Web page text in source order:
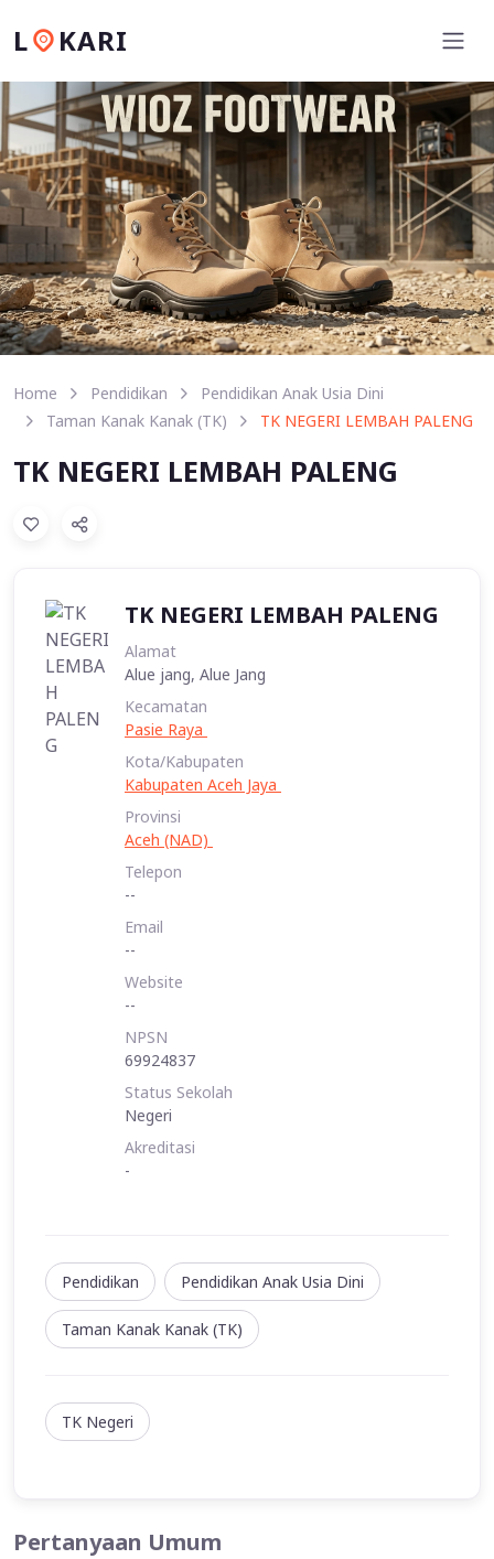
L KARI
Home Pendidikan
Pendidikan Anak Usia Dini
Taman Kanak Kanak (TK)
TK NEGERI LEMBAH PALENG
TK NEGERI LEMBAH PALENG
TK NEGERI LEMBAH PALENG
Alamat
Alue jang, Alue Jang
Kecamatan
Pasie Raya
Kota/Kabupaten
Kabupaten Aceh Jaya
Provinsi
Aceh (NAD)
Telepon
--
Email
--
Website
--
NPSN
69924837
Status Sekolah
Negeri
Akreditasi
-
Pendidikan Pendidikan Anak Usia Dini
Taman Kanak Kanak (TK)
TK Negeri
Pertanyaan Umum